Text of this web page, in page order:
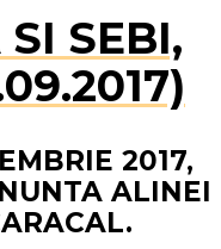
SEBI,
2017,
ALINEI